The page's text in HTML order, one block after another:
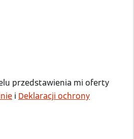
przedstawienia mi oferty
i Deklaracji ochrony